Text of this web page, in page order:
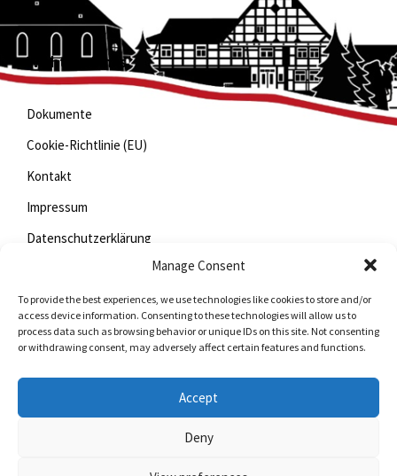
Manage Consent
To provide the best experiences, we use technologies like cookies to store and/or
access device information. Consenting to these technologies will allow us to
process data such as browsing behavior or unique IDs on this site. Not consenting
or withdrawing consent, may adversely affect certain features and functions.
Accept
Deny
Wichtige Links
Dokumente
Cookie-Richtlinie (EU)
Kontakt
Impressum
Datenschutzerklärung
Jetzt mitfunken!
Bleiben Sie auch unterwegs immer auf dem Laufenden
mit StadtLand.Funk!